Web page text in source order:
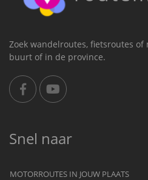
Zoek wandelroutes, fietsroutes
buurt of in de province.
Snel naar
MOTORROUTES IN JOUW PLAATS